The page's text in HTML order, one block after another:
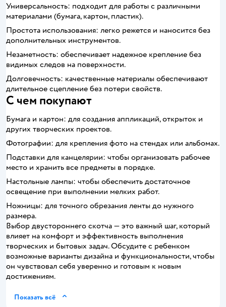
Универсальность: подходит для работы с различными
материалами (бумага, картон, пластик).
Простота использования: легко режется и наносится без
дополнительных инструментов.
Незаметность: обеспечивает надежное крепление без
видимых следов на поверхности.
Долговечность: качественные материалы обеспечивают
длительное сцепление без потери свойств.
С чем покупают
Бумага и картон: для создания аппликаций, открыток и
других творческих проектов.
Фотографии: для крепления фото на стендах или альбомах.
Подставки для канцелярии: чтобы организовать рабочее
место и хранить все предметы в порядке.
Настольные лампы: чтобы обеспечить достаточное
освещение при выполнении мелких работ.
Ножницы: для точного обрезания ленты до нужного
размера.
Выбор двустороннего скотча — это важный шаг, который
влияет на комфорт и эффективность выполнения
творческих и бытовых задач. Обсудите с ребенком
возможные варианты дизайна и функциональности, чтобы
он чувствовал себя уверенно и готовым к новым
достижениям.
Показать всё